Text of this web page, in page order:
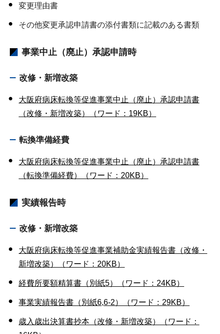
変更理由書
その他変更承認申請書の添付書類に記載のある書類
事業中止（廃止）承認申請時
改修・新増改築
大阪府病床転換等促進事業中止（廃止）承認申請書
（改修・新増改築）（ワード：19KB）
転換準備経費
大阪府病床転換等促進事業中止（廃止）承認申請書
（転換準備経費）（ワード：20KB）
実績報告時
改修・新増改築
大阪府病床転換等促進事業補助金実績報告書（改修・
新増改築）（ワード：20KB）
経費所要額精算書（別紙5）（ワード：24KB）
事業実績報告書（別紙6,6-2）（ワード：29KB）
歳入歳出決算書抄本（改修・新増改築）（ワード：